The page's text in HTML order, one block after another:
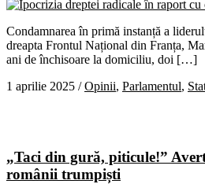
Condamnarea în primă instanță a
dreapta Frontul Național din Franța,
ani de închisoare la domiciliu, doi […]
1 aprilie 2025 /Opinii, Parlamentul,
„Taci din gură, piticule!”
românii trumpiști